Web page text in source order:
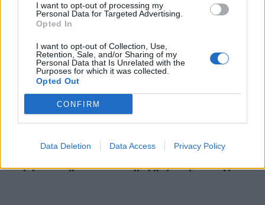
I want to opt-out of processing my
Personal Data for Targeted Advertising.
Opted In
I want to opt-out of Collection, Use,
Retention, Sale, and/or Sharing of my
Personal Data that Is Unrelated with the
Purposes for which it was collected.
Opted Out
CONFIRM
Data Deletion Data Access Privacy Policy
SHOWBIZ
Άννα Μπεζάν: Οι άκρως τρυφερές
στιγμές στη Μύκονο αγκαλιά με την
κόρη της και η πρόταση γάμου
Ελένη Ράντου: Συγκινεί το ύστατο
-«Ευγνώμων που σε γνώρισα»
Φωτιά στον Κουβαρά: «Ο αέρας είναι τρελός,
στρίβει συνέχεια» είπε ο δήμαρχος Λαυρεωτικής